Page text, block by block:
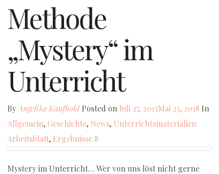
Methode
„Mystery“ im
Unterricht
ByAngelika Kaufhold Posted on Juli 27, 2013Mai 23, 2018 In
Allgemein, Geschichte, News, Unterrichtsmaterialien
Arbeitsblatt, Ergebnisse 8
Mystery im Unterricht… Wer von uns löst nicht gerne